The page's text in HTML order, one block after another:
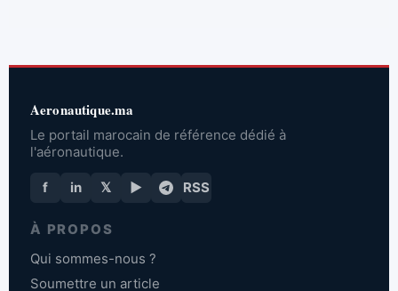
Aeronautique.ma
Le portail marocain de référence dédié à
l'aéronautique.
f in 𝕏 ▶ RSS
À PROPOS
Qui sommes-nous ?
Soumettre un article